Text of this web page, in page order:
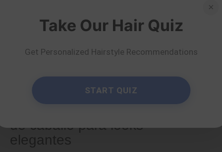
Consejos y trucos
de caballo para looks
elegantes
×
Take Our Hair Quiz
Get Personalized Hairstyle Recommendations
START QUIZ